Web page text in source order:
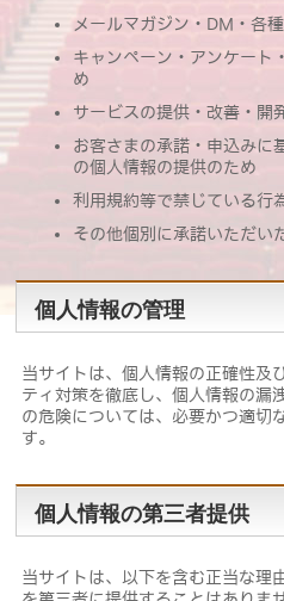
メールマガジン・DM・各
キャンペーン・アンケート
め
サービスの提供・改善・開
お客さまの承諾・申込みに
の個人情報の提供のため
利用規約等で禁じている行
その他個別に承諾いただい
個人情報の管理
当サイトは、個人情報の正確性及
ティ対策を徹底し、個人情報の漏
の危険については、必要かつ適切
す。
個人情報の第三者提供
当サイトは、以下を含む正当な理